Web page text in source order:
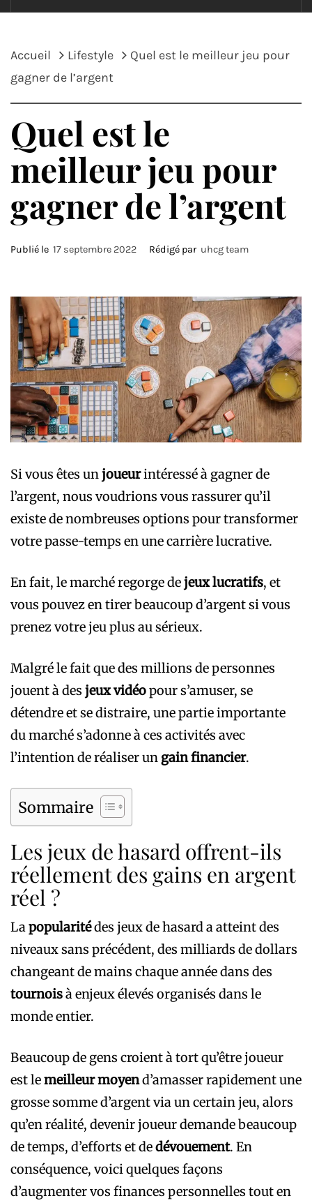
Accueil Lifestyle
Quel est le meilleur jeu pour
gagner de l’argent
Quel est le
meilleur jeu pour
gagner de l’argent
Publié le 17 septembre 2022 Rédigé par uhcg team
Si vous êtes unjoueurintéressé à gagner de
l’argent, nous voudrions vous rassurer qu’il
existe de nombreuses options pour transformer
votre passe-temps en une carrière lucrative.
En fait, le marché regorge dejeux lucratifs, et
vous pouvez en tirer beaucoup d’argent si vous
prenez votre jeu plus au sérieux.
Malgré le fait que des millions de personnes
jouent à des jeux vidéopour s’amuser, se
détendre et se distraire, une partie importante
du marché s’adonne à ces activités avec
l’intention de réaliser un gain financier.
Sommaire
Les jeux de hasard offrent-ils
réellement des gains en argent
réel ?
Lapopularitédes jeux de hasard a atteint des
niveaux sans précédent, des milliards de dollars
changeant de mains chaque année dans des
tournoisà enjeux élevés organisés dans le
monde entier.
Beaucoup de gens croient à tort qu’être joueur
est lemeilleur moyend’amasser rapidement une
grosse somme d’argent via un certain jeu, alors
qu’en réalité, devenir joueur demande beaucoup
de temps, d’efforts et dedévouement. En
conséquence, voici quelques façons
d’augmenter vos finances personnelles tout en